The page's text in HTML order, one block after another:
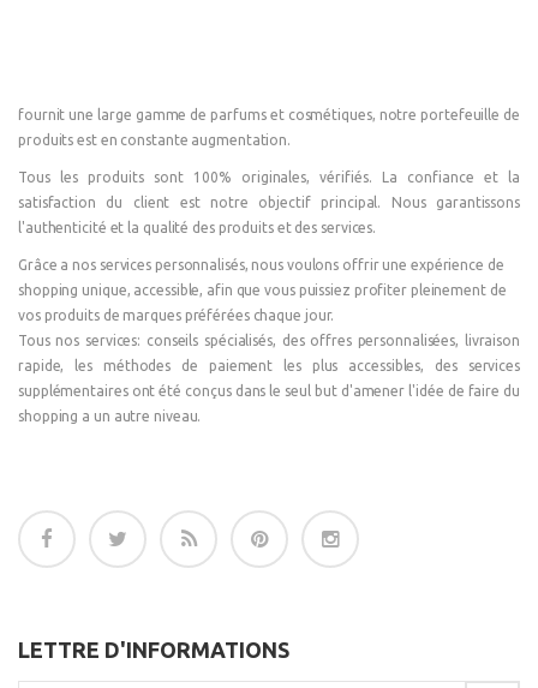
fournit une large gamme de parfums et cosmétiques, notre portefeuille de
produits est en constante augmentation.
Tous les produits sont 100% originales, vérifiés. La confiance et la
satisfaction du client est notre objectif principal. Nous garantissons
l'authenticité et la qualité des produits et des services.
Grâce a nos services personnalisés, nous voulons offrir une expérience de
shopping unique, accessible, afin que vous puissiez profiter pleinement de
vos produits de marques préférées chaque jour.
Tous nos services: conseils spécialisés, des offres personnalisées, livraison
rapide, les méthodes de paiement les plus accessibles, des services
supplémentaires ont été conçus dans le seul but d'amener l'idée de faire du
shopping a un autre niveau.
LETTRE D'INFORMATIONS